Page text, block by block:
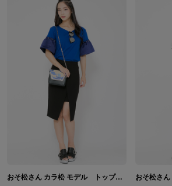
おそ松さん カラ松 モデル トップス&バッグ&サンダル